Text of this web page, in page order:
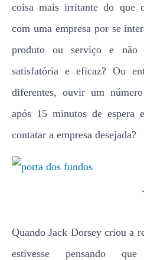
coisa mais irritante do que
com uma empresa por se
produto ou serviço e não
satisfatória e eficaz? Ou
diferentes, ouvir um
após 15 minutos de espera
contatar a empresa desejada?
Quando Jack Dorsey criou a
estivesse pensando